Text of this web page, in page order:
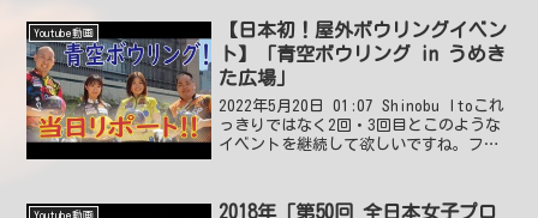
たいです、羨ましい20...
Youtube動画
【日本初！屋外ボウリングイベン
ト】「青空ボウリング in うめき
た広場」
2022年5月20日 01:07 Shinobu Itoこれ
っきりではなく2回・3回目とこのような
イベントを継続して欲しいですね。ファ
ト様、駆け付けてくれた加藤祐哉プロ...
Youtube動画 2018年「第50回 全日本女子プロ